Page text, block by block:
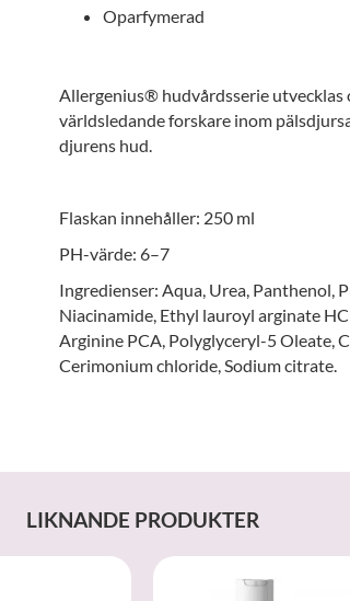
Oparfymerad
Allergenius® hudvårdsserie utvecklas
världsledande forskare inom
djurens hud.
Flaskan innehåller: 250 ml
PH-värde: 6–7
Ingredienser: Aqua, Urea, Panthenol,
Niacinamide, Ethyl lauroyl arginate
Arginine PCA, Polyglyceryl-5 Oleate,
Cerimonium chloride, Sodium citrate.
LIKNANDE PRODUKTER